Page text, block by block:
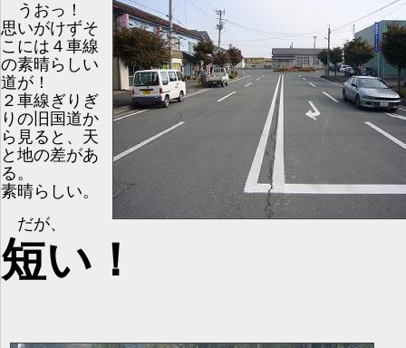
うおっ！
思いがけずそ
こには４車線
の素晴らしい
道が！
２車線ぎりぎ
りの旧国道か
ら見ると、天
と地の差があ
る。
素晴らしい。
だが、
短い！